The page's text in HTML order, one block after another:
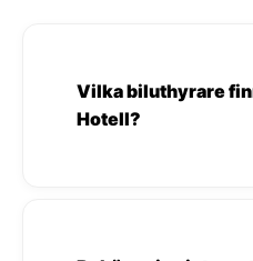
Vilka biluthyrare
Hotell?